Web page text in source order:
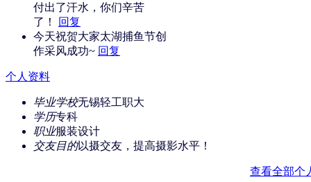
付出了汗水，你们辛苦
了！
回复
今天祝贺大家太湖捕鱼节创
作采风成功~ 回复
个人资料
毕业学校无锡轻工职大
学历专科
职业服装设计
交友目的以摄交友，提高摄影水平！
查看全部个